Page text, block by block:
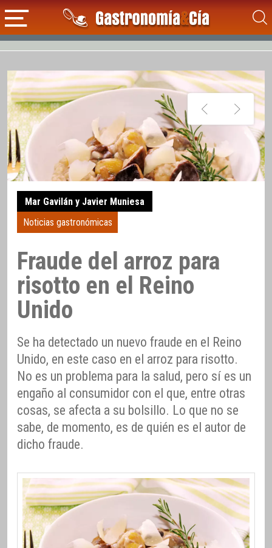
Mar Gavilán y Javier Muniesa
Noticias gastronómicas
Fraude del arroz para
risotto en el Reino
Unido
Se ha detectado un nuevo fraude en el Reino
Unido, en este caso en el arroz para risotto.
No es un problema para la salud, pero sí es un
engaño al consumidor con el que, entre otras
cosas, se afecta a su bolsillo. Lo que no se
sabe, de momento, es de quién es el autor de
dicho fraude.